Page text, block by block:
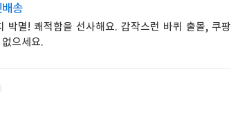
송
박멸! 쾌적함을 선사해요. 갑작스런 바퀴 출몰, 쿠팡
으세요.